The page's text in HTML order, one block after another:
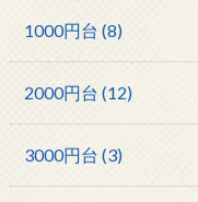
1000円台 (8)
2000円台 (12)
3000円台 (3)